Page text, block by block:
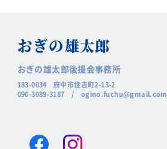
おぎの雄太郎
おぎの雄太郎後援会事務所
183-0034 府中市住吉町2-13-2
090-3089-3187 / ogino.fuchu@gmail.com
Facebook